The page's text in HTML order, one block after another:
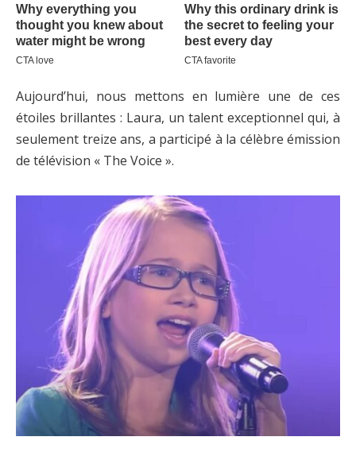
Aujourd’hui, nous mettons en lumière une de ces
étoiles brillantes : Laura, un talent exceptionnel qui, à
seulement treize ans, a participé à la célèbre émission
de télévision « The Voice ».